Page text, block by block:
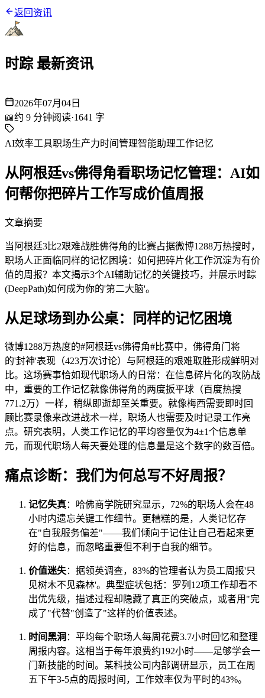
返回资讯
时踪 最新资讯
2026年07月04日
📖约 9 分钟阅读·1641 字
AI效率工具职场生产力时间管理智能助理工作记忆
从阿根廷vs佛得角看职场记忆管理：AI如
何帮你把碎片工作写成价值周报
文章摘要
当阿根廷3比2艰难战胜佛得角的比赛占据微博1288万热搜时，
职场人正面临同样的记忆困境：如何把碎片化工作沉淀为有价
值的周报？本文揭示3个AI辅助记忆的关键技巧，并展示时踪
(DeepPath)如何成为你的'第二大脑'。
从足球场到办公桌：同样的记忆困境
微博1288万热度的#阿根廷vs佛得角#比赛中，佛得角门将
的'封神'表现（423万次讨论）与阿根廷的艰难取胜形成鲜明对
比。这场赛事恰如现代职场人的日常：在信息碎片化的攻防战
中，重要的工作记忆就像佛得角的两度扳平球（百度热搜
771.2万）一样，稍纵即逝却至关重要。就像梅西需要即时回
顾比赛录像来改进战术一样，职场人也需要及时记录工作亮
点。研究表明，人类工作记忆的平均容量仅为4±1个信息单
元，而现代职场人每天要处理的信息量是这个数字的数百倍。
痛点诊断：我们为何总写不好周报？
记忆失真：哈佛商学院研究显示，72%的职场人会在48
小时内遗忘关键工作细节。更糟糕的是，人类记忆存
在"自我服务偏差"——我们倾向于记住让自己看起来更
好的信息，而忽略重要但不利于自我的细节。
价值迷失：据领英调查，83%的管理者认为员工周报'只
见树木不见森林'。典型症状包括：罗列12项工作却看不
出优先级，描述过程却隐藏了真正的突破点，或者用"完
成了"代替"创造了"这样的价值表述。
时间黑洞 ：平均每个职场人每周花费3.7小时回忆和整理
周报内容。这相当于每年浪费约192小时——足够学会一
门新技能的时间。某科技公司内部调研显示，员工在周
五下午3-5点的周报时间，工作效率仅为平时的43%。